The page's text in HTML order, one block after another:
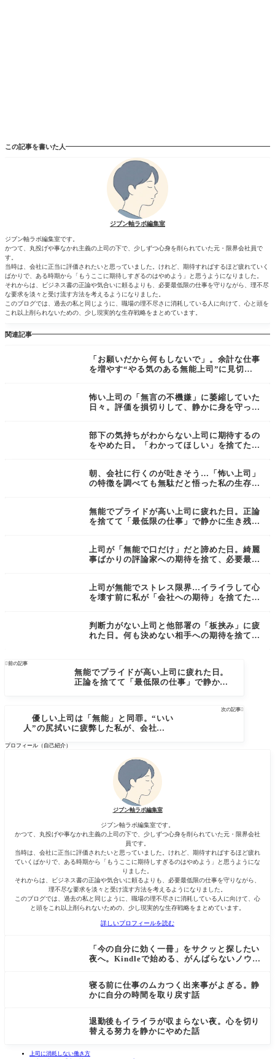
この記事を書いた人
ジブン軸ラボ編集室
ジブン軸ラボ編集室です。
かつて、丸投げや事なかれ主義の上司の下で、少しずつ心身を削られていた元・限界会社員で
す。
当時は、会社に正当に評価されたいと思っていました。けれど、期待すればするほど疲れていく
ばかりで、ある時期から「もうここに期待しすぎるのはやめよう」と思うようになりました。
それからは、ビジネス書の正論や気合いに頼るよりも、必要最低限の仕事を守りながら、理不尽
な要求を淡々と受け流す方法を考えるようになりました。
このブログでは、過去の私と同じように、職場の理不尽さに消耗している人に向けて、心と頭を
これ以上削られないための、少し現実的な生存戦略をまとめています。
関連記事
「お願いだから何もしないで」。余計な仕事
を増やす“やる気のある無能上司”に見切り
怖い上司の「無言の不機嫌」に萎縮していた
日々。評価を損切りして、静かに身を守った
部下の気持ちがわからない上司に期待するの
をやめた日。「わかってほしい」を捨てた割
朝、会社に行くのが吐きそう…「怖い上司」
の特徴を調べても無駄だと悟った私の生存戦
無能でプライドが高い上司に疲れた日。正論
を捨てて「最低限の仕事」で静かに生き残る
上司が「無能で口だけ」だと諦めた日。綺麗
事ばかりの評論家への期待を捨て、必要最低
上司が無能でストレス限界…イライラして心
を壊す前に私が「会社への期待」を捨てた理
判断力がない上司と他部署の「板挟み」に疲
れた日。何も決めない相手への期待を捨て、
前の記事
無能でプライドが高い上司に疲れた日。
正論を捨てて「最低限の仕事」で静かに
次の記事
優しい上司は「無能」と同罪。“いい
人”の尻拭いに疲弊した私が、会社への
プロフィール（自己紹介）
ジブン軸ラボ編集室
ジブン軸ラボ編集室です。
かつて、丸投げや事なかれ主義の上司の下で、少しずつ心身を削られていた元・限界会社
員です。
当時は、会社に正当に評価されたいと思っていました。けれど、期待すればするほど疲れ
ていくばかりで、ある時期から「もうここに期待しすぎるのはやめよう」と思うようにな
りました。
それからは、ビジネス書の正論や気合いに頼るよりも、必要最低限の仕事を守りながら、
理不尽な要求を淡々と受け流す方法を考えるようになりました。
このブログでは、過去の私と同じように、職場の理不尽さに消耗している人に向けて、心
と頭をこれ以上削られないための、少し現実的な生存戦略をまとめています。
詳しいプロフィールを読む
「今の自分に効く一冊」をサクッと探したい
夜へ。Kindleで始める、がんばらないノウハ
寝る前に仕事のムカつく出来事がよぎる。静
かに自分の時間を取り戻す話
退勤後もイライラが収まらない夜。心を切り
替える努力を静かにやめた話
上司に消耗しない働き方